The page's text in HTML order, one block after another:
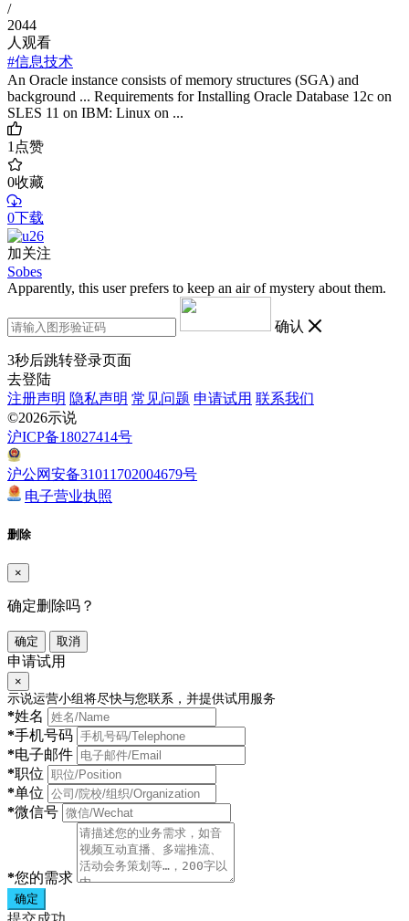
/
2044
人观看
#信息技术
An Oracle instance consists of memory structures (SGA) and
background ... Requirements for Installing Oracle Database 12c on
SLES 11 on IBM: Linux on ...
1点赞
0收藏
0下载
加关注
Sobes
Apparently, this user prefers to keep an air of mystery about them.
确认
3秒后跳转登录页面
去登陆
注册声明 隐私声明 常见问题 申请试用 联系我们
©2026示说
沪ICP备18027414号
沪公网安备31011702004679号
电子营业执照
删除
×
确定删除吗？
确定 取消
申请试用
×
示说运营小组将尽快与您联系，并提供试用服务
*姓名
*手机号码
*电子邮件
*职位
*单位
*微信号
*您的需求
确定